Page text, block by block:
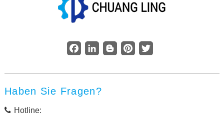
Facebook
LinkedInBloggerPinterestTwitter
Haben Sie Fragen?
Hotline: